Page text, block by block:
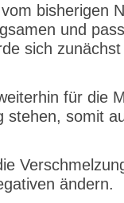
bisherigen
und
sich
für die
stehen, somit
ändern.